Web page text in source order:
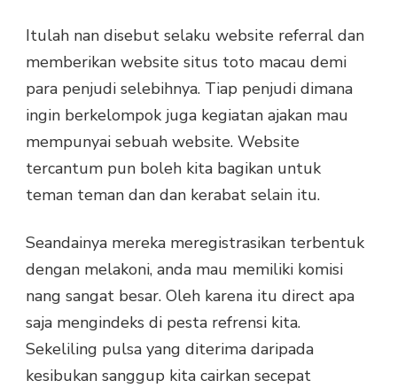
Itulah nan disebut selaku website referral dan
memberikan website situs toto macau demi
para penjudi selebihnya. Tiap penjudi dimana
ingin berkelompok juga kegiatan ajakan mau
mempunyai sebuah website. Website
tercantum pun boleh kita bagikan untuk
teman teman dan dan kerabat selain itu.
Seandainya mereka meregistrasikan terbentuk
dengan melakoni, anda mau memiliki komisi
nang sangat besar. Oleh karena itu direct apa
saja mengindeks di pesta refrensi kita.
Sekeliling pulsa yang diterima daripada
kesibukan sanggup kita cairkan secepat